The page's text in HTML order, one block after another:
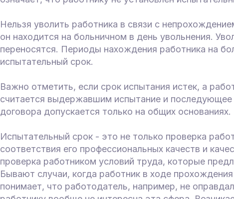
Нельзя уволить работника в связи с
он находится на больничном в день увольнения.
переносятся. Периоды нахождения работника на
испытательный срок.
Важно отметить, если срок испытания истек, а
считается выдержавшим испытание и последующее
договора допускается только на общих основаниях.
Испытательный срок - это не только проверка
соответствия его профессиональных качеств и
проверка работником условий труда, которые
Бывают случаи, когда работник в ходе
понимает, что работодатель, например, не